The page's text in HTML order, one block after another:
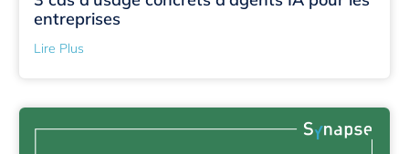
entreprises
Lire Plus